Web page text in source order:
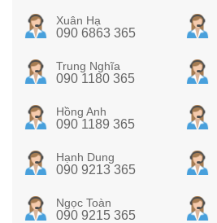
Xuân Hạ
090 6863 365
Trung Nghĩa
090 1180 365
Hồng Anh
090 1189 365
Hạnh Dung
090 9213 365
Ngọc Toàn
090 9215 365